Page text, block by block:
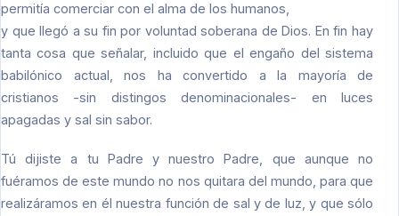
permitía comerciar con el alma de los humanos,
y que llegó a su fin por voluntad soberana de Dios. En fin hay
tanta cosa que señalar, incluido que el engaño del sistema
babilónico actual, nos ha convertido a la mayoría de
cristianos -sin distingos denominacionales- en luces
apagadas y sal sin sabor.
Tú dijiste a tu Padre y nuestro Padre, que aunque no
fuéramos de este mundo no nos quitara del mundo, para que
realizáramos en él nuestra función de sal y de luz, y que sólo